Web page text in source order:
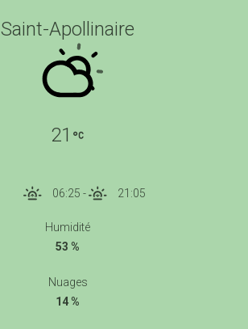
Saint-Apollinaire
21
06:25 - 21:05
Humidité
53 %
Nuages
14 %